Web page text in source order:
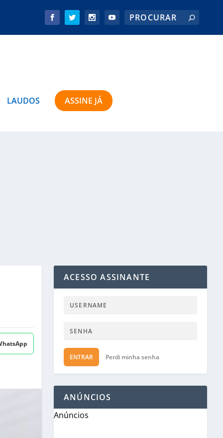
LAUDOS ASSINE JÁ
ACESSO ASSINANTE
ENTRAR Perdi minha senha
ANÚNCIOS
Anúncios